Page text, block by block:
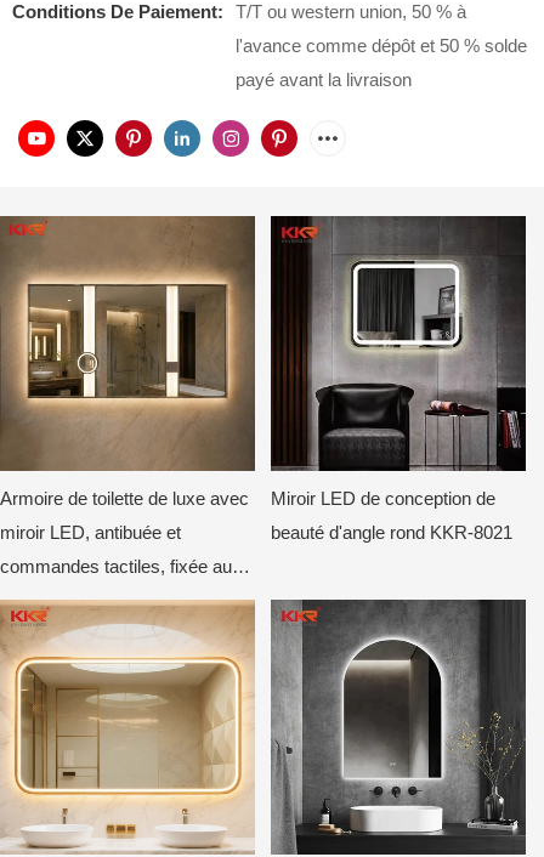
Conditions De Paiement:
T/T ou western union, 50 % à
l'avance comme dépôt et 50 % solde
payé avant la livraison
Armoire de toilette de luxe avec
miroir LED, antibuée et
commandes tactiles, fixée au
mur, style hôtel.
Miroir LED de conception de
beauté d'angle rond KKR-8021